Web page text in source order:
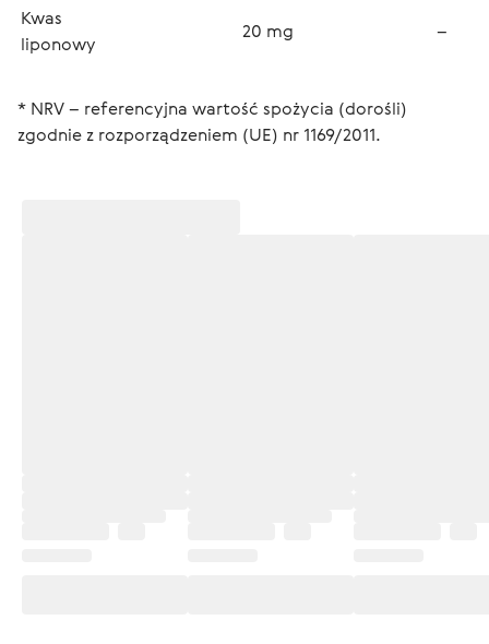
Kwas
liponowy
20 mg –
* NRV – referencyjna wartość spożycia (dorośli)
zgodnie z rozporządzeniem (UE) nr 1169/2011.